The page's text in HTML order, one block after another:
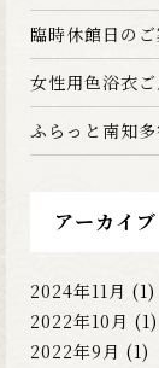
臨時休館日の
女性用色浴衣
ふらっと南知
アーカイブ
2024年11月 (1)
2022年10月 (1)
2022年9月 (1)